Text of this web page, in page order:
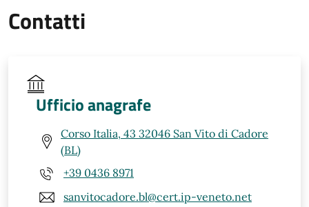
Contatti
Ufficio anagrafe
Corso Italia, 43 32046 San Vito di Cadore
(BL)
+39 0436 8971
sanvitocadore.bl@cert.ip-veneto.net